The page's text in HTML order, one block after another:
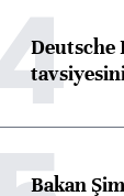
Deutsche
Bakan